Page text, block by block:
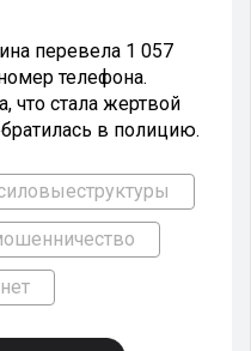
перевела 1 057
телефона.
что стала жертвой
в полицию.